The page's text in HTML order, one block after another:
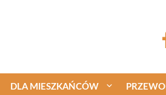
DLA MIESZKAŃCÓW